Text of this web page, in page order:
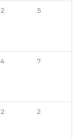
2 5
4 7
2 2